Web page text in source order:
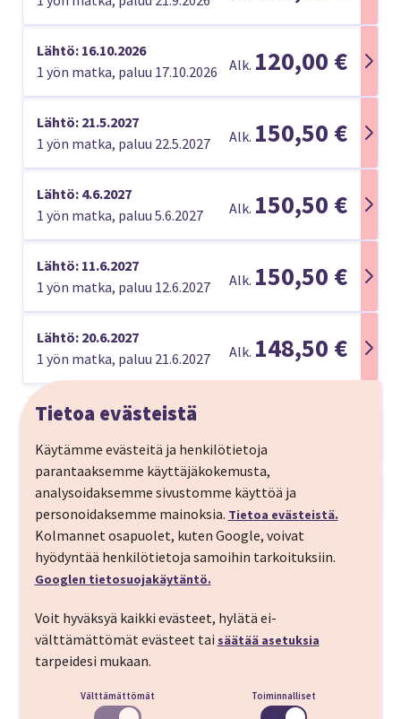
Lähtö: 16.10.2026
1 yön matka, paluu 17.10.2026
Alk. 120,00 €
Lähtö: 21.5.2027
1 yön matka, paluu 22.5.2027
Alk. 150,50 €
Lähtö: 4.6.2027
1 yön matka, paluu 5.6.2027
Alk. 150,50 €
Lähtö: 11.6.2027
1 yön matka, paluu 12.6.2027
Alk. 150,50 €
Lähtö: 20.6.2027
1 yön matka, paluu 21.6.2027
Alk. 148,50 €
Ota lyhyt irtiotto Tallinnan kulttuurin pariin ja
yhdistä matkaasi Cabaret-musikaali, joka on yksi
Broadwayn legendaarisista mestariteoksista. Lähde
kokemaan Kit Kat Klubin tunnelma Tallinnaan!
Valittavissa keskustahotellit. Hinta sisältää meno-
paluu laivamatkan, hotellimajoituksen sekä lipun
Matkaohjelma
LÄHTÖPÄIVÄ
Helsinkin - Tallinna
suunnitelmasi mukaan.
Varaa ruokailut laivamatkoille muun
Tutustu matkan kohteeseen
Tallinna
Tietoa evästeistä
Käytämme evästeitä ja henkilötietoja
parantaaksemme käyttäjäkokemusta,
analysoidaksemme sivustomme käyttöä ja
personoidaksemme mainoksia. Tietoa evästeistä.
Kolmannet osapuolet, kuten Google, voivat
hyödyntää henkilötietoja samoihin tarkoituksiin.
Googlen tietosuojakäytäntö.
Voit hyväksyä kaikki evästeet, hylätä ei-
välttämättömät evästeet tai säätää asetuksia
tarpeidesi mukaan.
Välttämättömät Toiminnalliset